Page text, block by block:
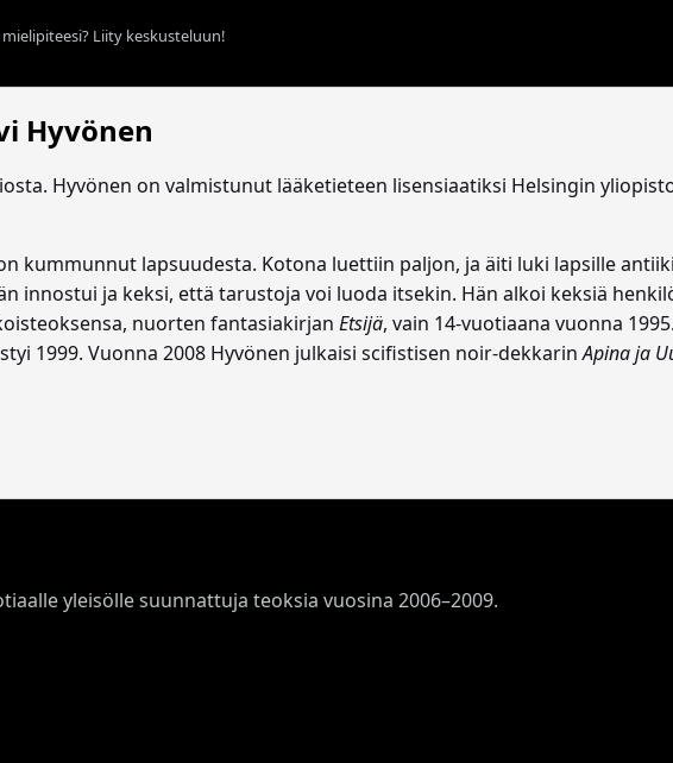
Liity keskusteluun!
Hyvönen
Hyvönen on valmistunut lääketieteen lisensiaatiksi Helsingin
kummunnut lapsuudesta. Kotona luettiin paljon, ja äiti luki lapsille
innostui ja keksi, että tarustoja voi luoda itsekin. Hän alkoi keksiä
nuorten fantasiakirjan Etsijä, vain 14-vuotiaana vuonna
1999. Vuonna 2008 Hyvönen julkaisi scifistisen noir-dekkarinApina ja
yleisölle suunnattuja teoksia vuosina 2006–2009.